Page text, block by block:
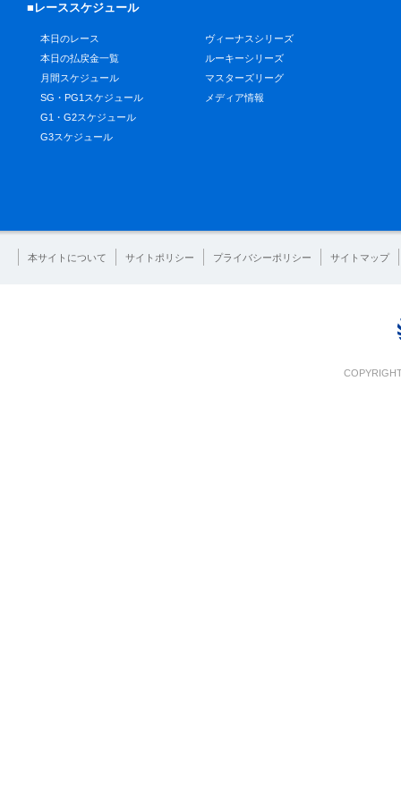
■レーススケジュール
本日のレース
本日の払戻金一覧
月間スケジュール
SG・PG1スケジュール
G1・G2スケジュール
G3スケジュール
ヴィーナスシリーズ
ルーキーシリーズ
マスターズリーグ
メディア情報
本サイトについて サイトポリシー プライバシーポリシー サイトマップ